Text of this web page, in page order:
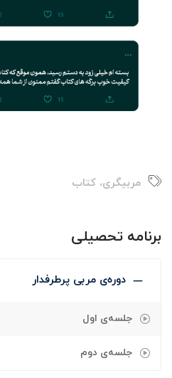
مربیگری، کتاب
برنامه تحصیلی
دوره‌ی مربی پرطرفدار
جلسه‌ی اول
جلسه‌ی دوم